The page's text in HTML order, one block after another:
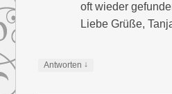
oft wieder
Liebe Grüße,
Antworten ↓